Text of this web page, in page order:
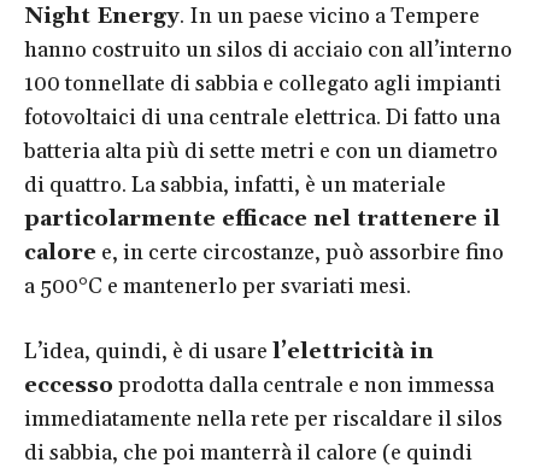
Night Energy. In un paese vicino a Tempere
hanno costruito un silos di acciaio con all’interno
100 tonnellate di sabbia e collegato agli impianti
fotovoltaici di una centrale elettrica. Di fatto una
batteria alta più di sette metri e con un diametro
di quattro. La sabbia, infatti, è un materiale
particolarmente efficace nel trattenere il
calore e, in certe circostanze, può assorbire fino
a 500°C e mantenerlo per svariati mesi.
L’idea, quindi, è di usare l’elettricità in
eccesso prodotta dalla centrale e non immessa
immediatamente nella rete per riscaldare il silos
di sabbia, che poi manterrà il calore (e quindi